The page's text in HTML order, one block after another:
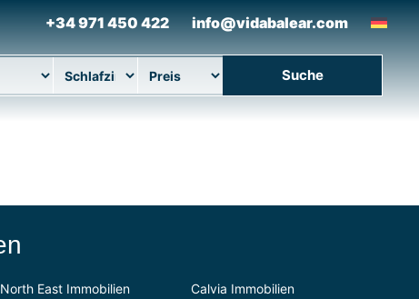
+34 971 450 422 info@vidabalear.com
Betten Maximaler Preis Suche
North East Immobilien
Calvia Immobilien